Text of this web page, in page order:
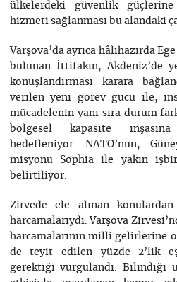
ülkelerdeki güvenlik
hizmeti sağlanması bu alandaki
Varşova’da ayrıca hâlihazırda
bulunan İttifakın, Akdeniz’de
konuşlandırması karara
verilen yeni görev gücü ile,
mücadelenin yanı sıra durum
bölgesel kapasite
hedefleniyor. NATO’nun,
misyonu Sophia ile yakın
belirtiliyor.
Zirvede ele alınan
harcamalarıydı. Varşova
harcamalarının milli gelirlerine
de teyit edilen yüzde 2’lik
gerektiği vurgulandı. Bilindiği